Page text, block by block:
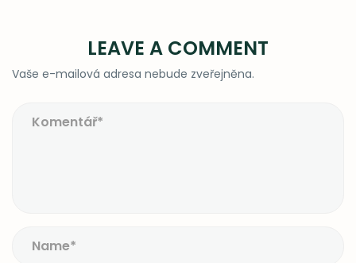
LEAVE A COMMENT
Vaše e-mailová adresa nebude zveřejněna.